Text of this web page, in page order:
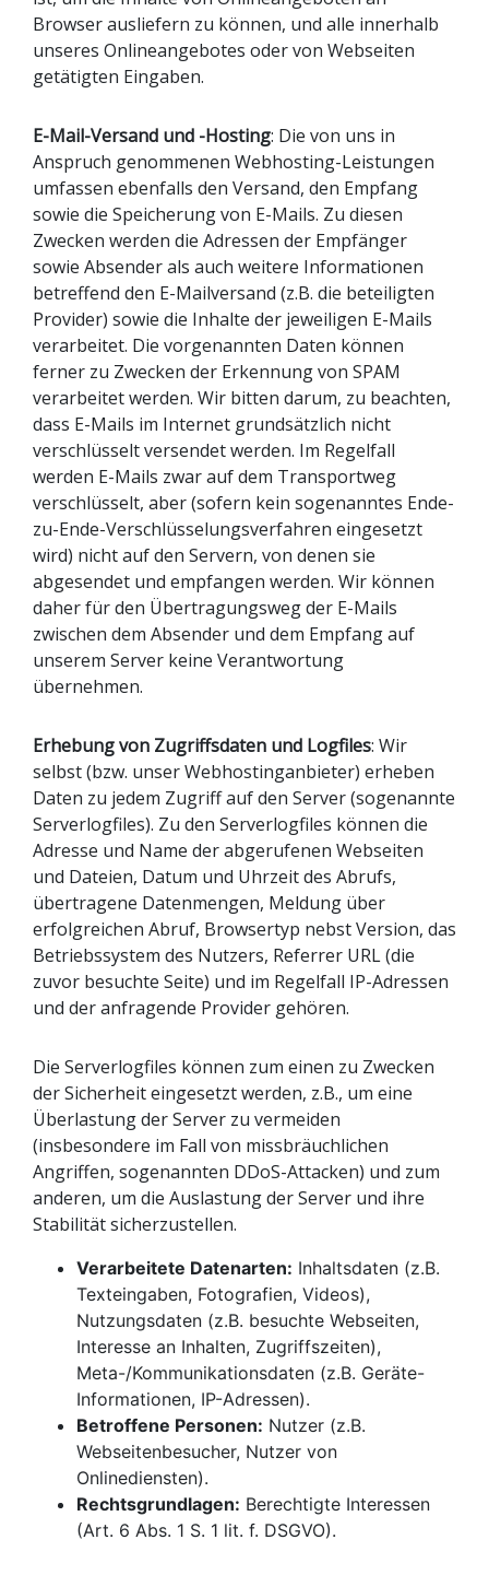
Browser ausliefern zu können, und alle innerhalb
unseres Onlineangebotes oder von Webseiten
getätigten Eingaben.
E-Mail-Versand und -Hosting: Die von uns in
Anspruch genommenen Webhosting-Leistungen
umfassen ebenfalls den Versand, den Empfang
sowie die Speicherung von E-Mails. Zu diesen
Zwecken werden die Adressen der Empfänger
sowie Absender als auch weitere Informationen
betreffend den E-Mailversand (z.B. die beteiligten
Provider) sowie die Inhalte der jeweiligen E-Mails
verarbeitet. Die vorgenannten Daten können
ferner zu Zwecken der Erkennung von SPAM
verarbeitet werden. Wir bitten darum, zu beachten,
dass E-Mails im Internet grundsätzlich nicht
verschlüsselt versendet werden. Im Regelfall
werden E-Mails zwar auf dem Transportweg
verschlüsselt, aber (sofern kein sogenanntes Ende-
zu-Ende-Verschlüsselungsverfahren eingesetzt
wird) nicht auf den Servern, von denen sie
abgesendet und empfangen werden. Wir können
daher für den Übertragungsweg der E-Mails
zwischen dem Absender und dem Empfang auf
unserem Server keine Verantwortung
übernehmen.
Erhebung von Zugriffsdaten und Logfiles: Wir
selbst (bzw. unser Webhostinganbieter) erheben
Daten zu jedem Zugriff auf den Server (sogenannte
Serverlogfiles). Zu den Serverlogfiles können die
Adresse und Name der abgerufenen Webseiten
und Dateien, Datum und Uhrzeit des Abrufs,
übertragene Datenmengen, Meldung über
erfolgreichen Abruf, Browsertyp nebst Version, das
Betriebssystem des Nutzers, Referrer URL (die
zuvor besuchte Seite) und im Regelfall IP-Adressen
und der anfragende Provider gehören.
Die Serverlogfiles können zum einen zu Zwecken
der Sicherheit eingesetzt werden, z.B., um eine
Überlastung der Server zu vermeiden
(insbesondere im Fall von missbräuchlichen
Angriffen, sogenannten DDoS-Attacken) und zum
anderen, um die Auslastung der Server und ihre
Stabilität sicherzustellen.
Verarbeitete Datenarten:
Texteingaben, Fotografien, Videos),
Nutzungsdaten (z.B. besuchte Webseiten,
Interesse an Inhalten, Zugriffszeiten),
Meta-/Kommunikationsdaten (z.B. Geräte-
Informationen, IP-Adressen).
Betroffene Personen: Nutzer (z.B.
Webseitenbesucher, Nutzer von
Onlinediensten).
Rechtsgrundlagen: Berechtigte Interessen
(Art. 6 Abs. 1 S. 1 lit. f. DSGVO).